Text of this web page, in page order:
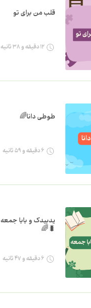
قلب من برای تو
۱۲ دقیقه و ۳۸ ثانیه
طوطی دانا🌈
۶ دقیقه و ۵۹ ثانیه
یدبیدک و بابا جمعه
🐛🌈
۶ دقیقه و ۴۷ ثانیه